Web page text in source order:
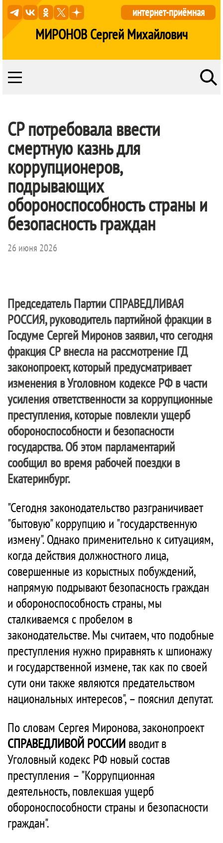
МИРОНОВ Сергей Михайлович
интернет-приёмная
СР потребовала ввести
смертную казнь для
коррупционеров,
подрывающих
обороноспособность страны и
безопасность граждан
26 июня 2026
Председатель Партии СПРАВЕДЛИВАЯ
РОССИЯ, руководитель партийной фракции в
Госдуме Сергей Миронов заявил, что сегодня
фракция СР внесла на рассмотрение ГД
законопроект, который предусматривает
изменения в Уголовном кодексе РФ в части
усиления ответственности за коррупционные
преступления, которые повлекли ущерб
обороноспособности и безопасности
государства. Об этом парламентарий
сообщил во время рабочей поездки в
Екатеринбург.
"Сегодня законодательство разграничивает
"бытовую" коррупцию и "государственную
измену". Однако применительно к ситуациям,
когда действия должностного лица,
совершенные из корыстных побуждений,
напрямую подрывают безопасность граждан
и обороноспособность страны, мы
сталкиваемся с пробелом в
законодательстве. Мы считаем, что подобные
преступления нужно приравнять к шпионажу
и государственной измене, так как по своей
сути они также являются предательством
национальных интересов", – пояснил депутат.
По словам Сергея Миронова, законопроект
СПРАВЕДЛИВОЙ РОССИИ вводит в
Уголовный кодекс РФ новый состав
преступления – "Коррупционная
деятельность, повлекшая ущерб
обороноспособности страны и безопасности
граждан".